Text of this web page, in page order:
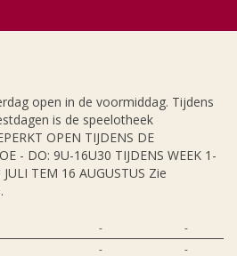
open in de voormiddag. Tijdens
is de speelotheek
OPEN TIJDENS DE
- DO: 9U-16U30 TIJDENS WEEK 1-
TEM 16 AUGUSTUS Zie
-
-
- -